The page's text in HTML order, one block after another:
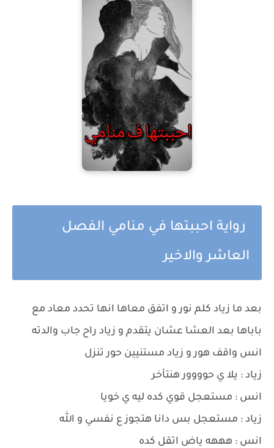
رواية احببتها في منامي الفصل
العاشر والاخير
بعد ما زياد كلم نور و اتفق معاها انها تحدد معاد مع
باباها بعد العشا عشان يتقدم و زياد راح جاب والدته
انس واقف هور و زياد مستنيين حور تنزل
زياد : يلا ي حوووور هنتأخر
انس : مستعجل قوي كده ليه ي خويا
زياد : مستعجل بس دانا هتجوز ع نفسي و الله
انس : هههه ياض اتقل كده